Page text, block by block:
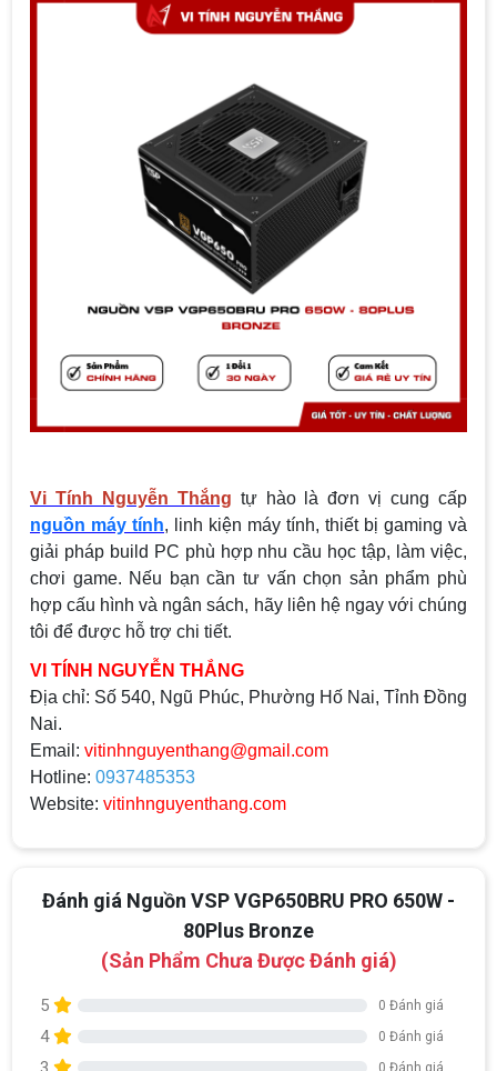
Vi Tính Nguyễn Thắng tự hào là đơn vị cung cấp
nguồn máy tính, linh kiện máy tính, thiết bị gaming và
giải pháp build PC phù hợp nhu cầu học tập, làm việc,
chơi game. Nếu bạn cần tư vấn chọn sản phẩm phù
hợp cấu hình và ngân sách, hãy liên hệ ngay với chúng
tôi để được hỗ trợ chi tiết.
VI TÍNH NGUYỄN THẮNG
Địa chỉ: Số 540, Ngũ Phúc, Phường Hố Nai, Tỉnh Đồng
Nai.
Email: vitinhnguyenthang@gmail.com
Hotline: 0937485353
Website: vitinhnguyenthang.com
Đánh giá Nguồn VSP VGP650BRU PRO 650W -
80Plus Bronze
(Sản Phẩm Chưa Được Đánh giá)
5 0 Đánh giá
4 0 Đánh giá
0 Đánh giá